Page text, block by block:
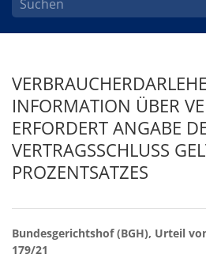
INFORMATION ÜBER
ERFORDERT ANGABE
VERTRAGSSCHLUSS
PROZENTSATZES
Bundesgerichtshof (BGH), Urteil
179/21